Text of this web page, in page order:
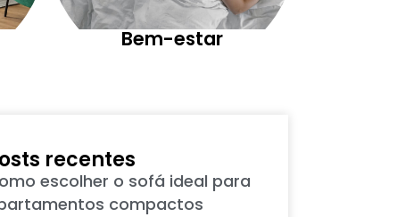
Bem-estar
recentes
escolher o sofá ideal para
compactos